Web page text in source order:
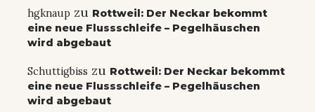
hgknaup zu Rottweil: Der Neckar bekommt
eine neue Flussschleife – Pegelhäuschen
wird abgebaut
Schuttigbiss zu Rottweil: Der Neckar bekommt
eine neue Flussschleife – Pegelhäuschen
wird abgebaut